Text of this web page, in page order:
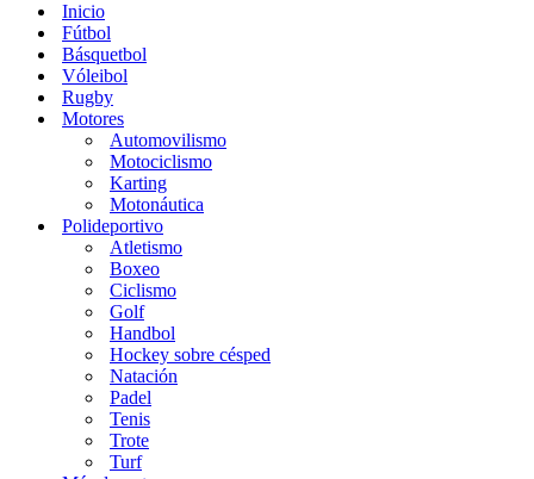
Inicio
Fútbol
Básquetbol
Vóleibol
Rugby
Motores
Automovilismo
Motociclismo
Karting
Motonáutica
Polideportivo
Atletismo
Boxeo
Ciclismo
Golf
Handbol
Hockey sobre césped
Natación
Padel
Tenis
Trote
Turf